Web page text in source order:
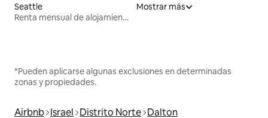
Seattle
Renta mensual de alojamientos
Mostrar más
*Pueden aplicarse algunas exclusiones en determinadas
zonas y propiedades.
Airbnb Israel Distrito Norte Dalton